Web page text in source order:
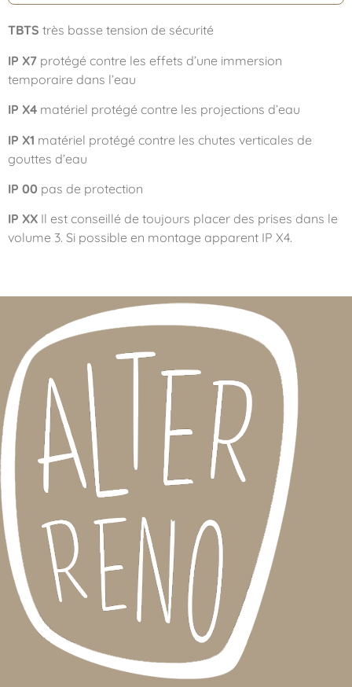
TBTS très basse tension de sécurité
IP X7 protégé contre les effets d’une immersion
temporaire dans l’eau
IP X4 matériel protégé contre les projections d’eau
IP X1 matériel protégé contre les chutes verticales de
gouttes d’eau
IP 00 pas de protection
IP XX Il est conseillé de toujours placer des prises dans le
volume 3. Si possible en montage apparent IP X4.